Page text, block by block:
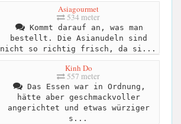
Asiagourmet
534 meter
Kommt darauf an, was man
bestellt. Die Asianudeln sind
nicht so richtig frisch, da si...
Kinh Do
557 meter
Das Essen war in Ordnung,
hätte aber geschmackvoller
angerichtet und etwas würziger
s...